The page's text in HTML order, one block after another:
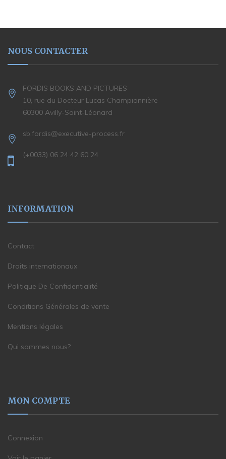
NOUS CONTACTER
FORDIS BOOKS AND PICTURES
10, rue du Docteur Lucas Championnière
60300 Avilly-Saint-Léonard
sb.fordis@executive-process.fr
(+0033) 06 24 42 60 24
INFORMATION
Contact
Droits internationaux
Politique De Confidentialité
Conditions Générales de vente
Mentions légales
Qui sommes nous?
MON COMPTE
Connexion